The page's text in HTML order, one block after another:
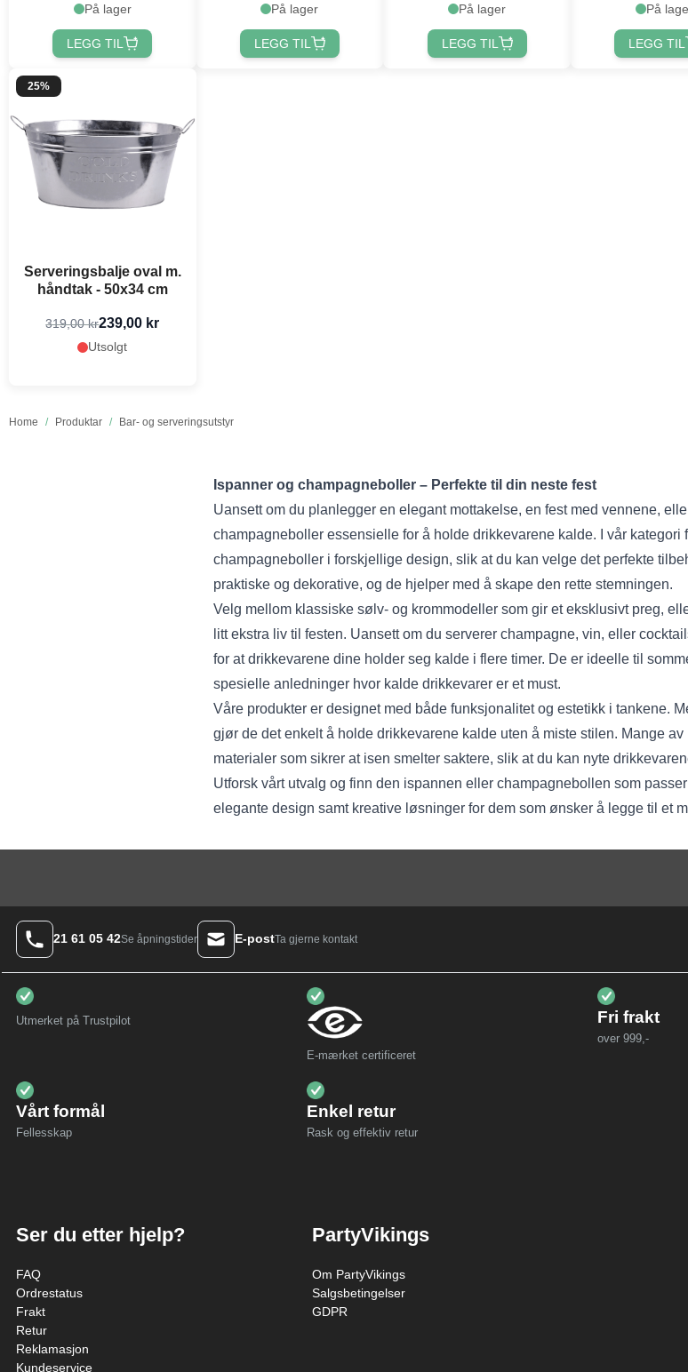
Home / Produktar / Bar- og serveringsutstyr
På lager
LEGG TIL
På lager
LEGG TIL
På lager
LEGG TIL
På
LEGG TIL
25%
Serveringsbalje oval m.
håndtak - 50x34 cm
319,00 kr239,00 kr
Utsolgt
Ispanner og champagneboller – Perfekte til din neste fest
Uansett om du planlegger en elegant mottakelse, en fest med vennene,
champagneboller essensielle for å holde drikkevarene kalde. I vår kategori
champagneboller i forskjellige design, slik at du kan velge det perfekte
praktiske og dekorative, og de hjelper med å skape den rette stemningen.
Velg mellom klassiske sølv- og krommodeller som gir et eksklusivt preg,
litt ekstra liv til festen. Uansett om du serverer champagne, vin, eller
for at drikkevarene dine holder seg kalde i flere timer. De er ideelle til
spesielle anledninger hvor kalde drikkevarer er et must.
Våre produkter er designet med både funksjonalitet og estetikk i tankene.
gjør de det enkelt å holde drikkevarene kalde uten å miste stilen. Mange
materialer som sikrer at isen smelter saktere, slik at du kan nyte
Utforsk vårt utvalg og finn den ispannen eller champagnebollen som
elegante design samt kreative løsninger for dem som ønsker å legge til et
21 61 05 42Se åpningstider E-postTa gjerne kontakt
Utmerket på Trustpilot
E-mærket certificeret
Fri frakt
over 999,-
Vårt formål
Fellesskap
Enkel retur
Rask og effektiv retur
Ser du etter hjelp?
FAQ
Ordrestatus
Frakt
Retur
Reklamasjon
Kundeservice
PartyVikings
Om PartyVikings
Salgsbetingelser
GDPR